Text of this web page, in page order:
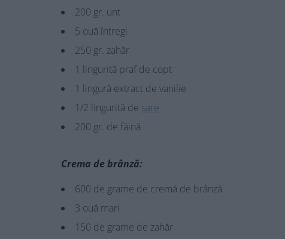
200 gr. unt
5 ouă întregi
250 gr. zahăr
1 lingurită praf de copt
1 lingură extract de vanilie
1/2 lingurită de sare
200 gr. de făină
Crema de brânză:
600 de grame de cremă de brânză
3 ouă mari
150 de grame de zahăr